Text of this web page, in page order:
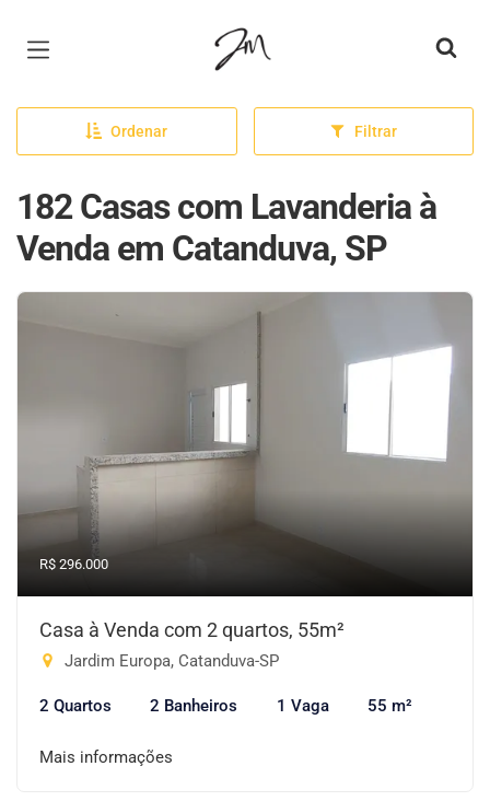
Página inicial
Ordenar Filtrar
182 Casas com Lavanderia à
Venda em Catanduva, SP
R$ 296.000
Casa à Venda com 2 quartos, 55m²
Jardim Europa, Catanduva-SP
2 Quartos 2 Banheiros 1 Vaga 55 m²
Mais informações